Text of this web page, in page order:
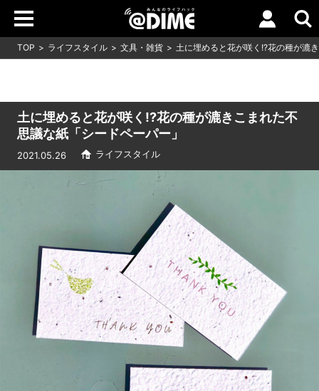
TOP ライフスタイル 文具・雑貨 土に埋めると花が咲く!?花の種が漉
土に埋めると花が咲く!?花の種が漉きこまれた不
思議な紙「シードペーパー」
2021.05.26 ライフスタイル